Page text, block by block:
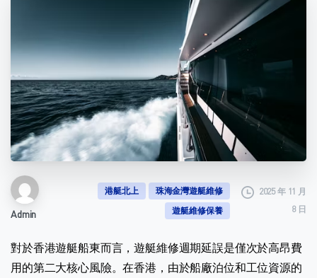
Admin
港艇北上
珠海金灣遊艇維修
遊艇維修保養
2025 年 11 月
8 日
對於香港遊艇船東而言，遊艇維修週期延誤是僅次於高昂費
用的第二大核心風險。在香港，由於船廠泊位和工位資源的